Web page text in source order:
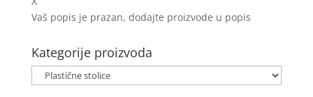
Vaš popis je prazan, dodajte proizvode u popis
Kategorije proizvoda